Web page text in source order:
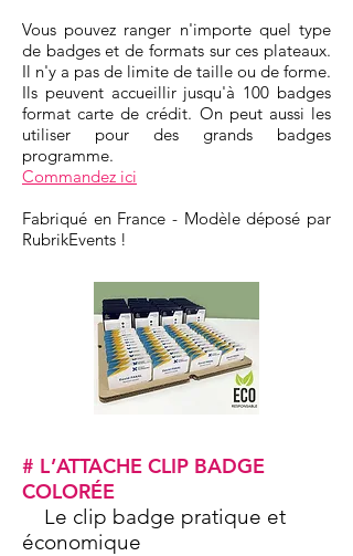
Vous pouvez ranger n'importe quel type
de badges et de formats sur ces plateaux.
Il n'y a pas de limite de taille ou de forme.
Ils peuvent accueillir jusqu'à 100 badges
format carte de crédit. On peut aussi les
utiliser pour des grands badges
programme.
Commandez ici
Fabriqué en France - Modèle déposé par
RubrikEvents !
# L’ATTACHE CLIP BADGE
COLORÉE
Le clip badge pratique et
économique